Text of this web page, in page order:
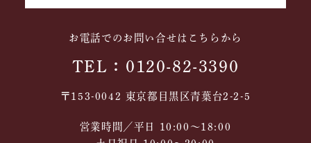
お電話でのお問い合せはこちらから
TEL：0120-82-3390
〒153-0042 東京都目黒区青葉台2-2-5
営業時間／平日 10:00～18:00